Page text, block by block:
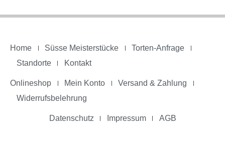
Home Süsse Meisterstücke
Torten-Anfrage
Standorte
Kontakt
Onlineshop Mein Konto
Versand & Zahlung
Widerrufsbelehrung
Datenschutz Impressum AGB